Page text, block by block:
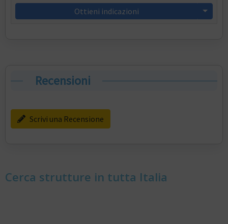
Ottieni indicazioni
Recensioni
Scrivi una Recensione
Cerca strutture in tutta Italia